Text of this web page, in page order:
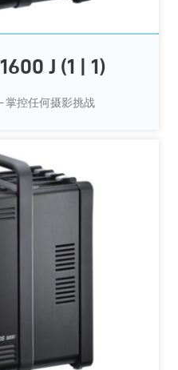
J (1 | 1)
掌控任何摄影挑战